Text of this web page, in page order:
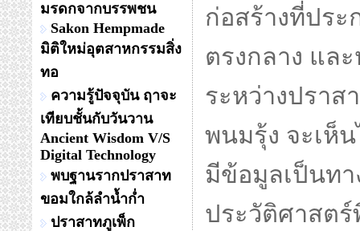
มรดกจากบรรพชน
Sakon Hempmade
มิติใหม่อุตสาหกรรมสิ่ง
ทอ
ความรู้ปัจจุบัน ฤาจะ
เทียบชั้นกับวันวาน
Ancient Wisdom V/S
Digital Technology
พบฐานรากปราสาท
ขอมใกล้ลำน้ำก่ำ
ปราสาทภูเพ็ก
ก่อสร้างที่ปร
ตรงกลาง แล
ระหว่างปราส
พนมรุ้ง จะเห็
มีข้อมูลเป็นท
ประวัติศาสต